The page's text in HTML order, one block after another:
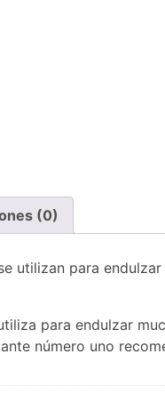
(0)
utilizan para
para endulzar
número uno